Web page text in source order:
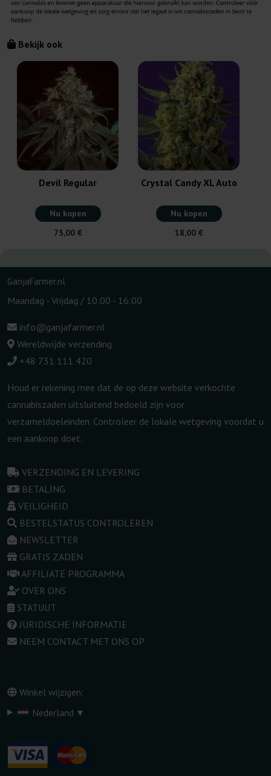
Bekijk ook
Devil Regular
Nu kopen
75,00 €
Crystal Candy XL Auto
Nu kopen
18,00 €
GanjaFarmer.nl
Maandag - Vrijdag / 10:00 - 16:00
info@ganjafarmer.nl
Wereldwijde verzending
+48 731 111 420
Houd er rekening mee dat de op deze website verkochte
cannabiszaden uitsluitend bedoeld zijn voor
verzameldoeleinden. Controleer de lokale wetgeving voordat u
een aankoop doet.
VERZENDING EN LEVERING
BETALING
VEILIGHEID
BESTELSTATUS CONTROLEREN
NEWSLETTER
GRATIS ZADEN
AFFILIATE PROGRAMMA
OVER ONS
STATUUT
JURIDISCHE INFORMATIE
NEEM CONTACT MET ONS OP
Winkel wijzigen:
Nederland ▾